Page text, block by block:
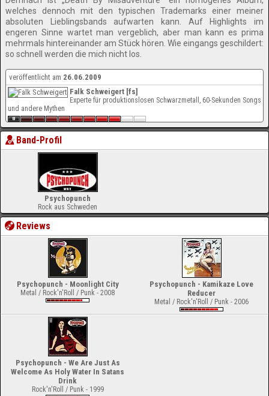
welches dennoch mit den typischen Trademarks einer meiner
absoluten Lieblingsbands aufwarten kann. Auf Highlights im
engeren Sinne wartet man vergeblich, aber man kann es prima
mehrmals hintereinander am Stück hören. Wie eingangs geschildert:
so schnell werden die mich nicht los.
veröffentlicht am 26.06.2009
Falk Schweigert [fs]
Experte für produktionslosen Schwarzmetall, 60-Sekunden Songs
und andere Mythen
Band-Profil
Psychopunch
Rock aus Schweden
Reviews
Psychopunch - Moonlight City
Metal / Rock'n'Roll / Punk - 2008
Psychopunch - Kamikaze Love
Reducer
Metal / Rock'n'Roll / Punk - 2006
Psychopunch - We Are Just As
Welcome As Holy Water In Satans
Drink
Rock'n'Roll / Punk - 1999